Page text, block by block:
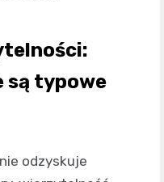
są typowe
odzyskuje